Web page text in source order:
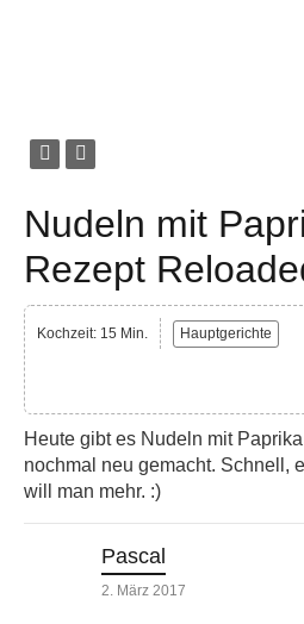
Nudeln mit
Rezept
Kochzeit: 15 Min. Hauptgerichte
Heute gibt es Nudeln mit
nochmal neu gemacht. Schnell,
will man mehr. :)
Pascal
2. März 2017